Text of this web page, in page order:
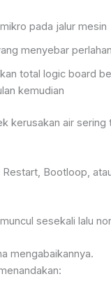
pada jalur mesin
menyebar perlahan
total logic board
kemudian
kerusakan air sering
Restart, Bootloop,
sesekali lalu
mengabaikannya.